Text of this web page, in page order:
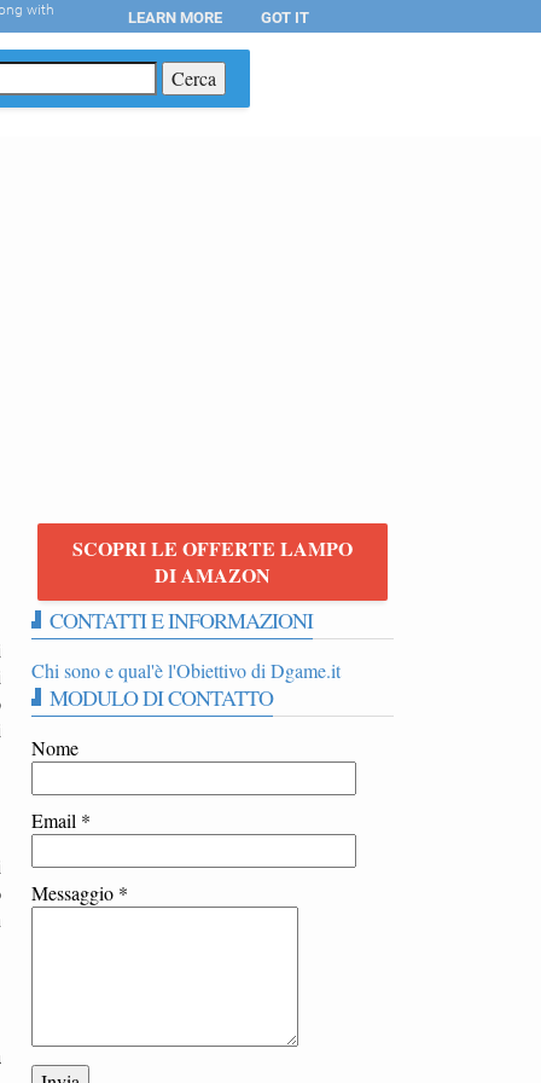
SCOPRI LE OFFERTE LAMPO
DI AMAZON
CONTATTI E INFORMAZIONI
Chi sono e qual'è l'Obiettivo di Dgame.it
MODULO DI CONTATTO
Nome
Email *
Messaggio *
with LEARN MORE GOT IT